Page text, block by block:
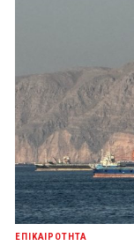
ΕΠΙΚΑΙΡΟΤΗΤΑ